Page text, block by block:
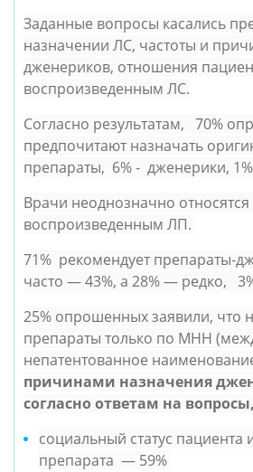
Заданные вопросы касались
назначении ЛС, частоты и
дженериков, отношения
воспроизведенным ЛС.
Согласно результатам,   70%
предпочитают назначать
препараты,  6% -  дженерики,
Врачи неоднозначно относятся
воспроизведенным ЛП.
71%  рекомендует препараты-
часто — 43%, а 28% — редко,
25% опрошенных заявили, что
препараты только по МНН
причинами назначения
согласно ответам на
социальный статус пациента
препарата  — 59%